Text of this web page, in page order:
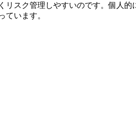
スク管理しやすいのです。個人
ています。